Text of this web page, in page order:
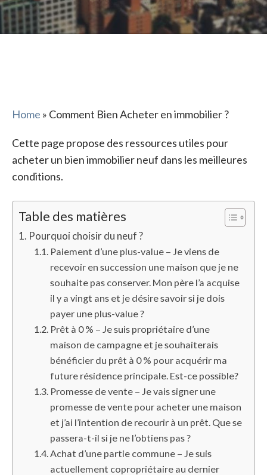
Home » Comment Bien Acheter en immobilier ?
Cette page propose des ressources utiles pour
acheter un bien immobilier neuf dans les meilleures
conditions.
Table des matières
Pourquoi choisir du neuf ?
Paiement d’une plus-value – Je viens de
recevoir en succession une maison que je ne
souhaite pas conserver. Mon père l’a acquise
il y a vingt ans et je désire savoir si je dois
payer une plus-value ?
Prêt à 0 % – Je suis propriétaire d’une
maison de campagne et je souhaiterais
bénéficier du prêt à 0 % pour acquérir ma
future résidence principale. Est-ce possible?
Promesse de vente – Je vais signer une
promesse de vente pour acheter une maison
et j’ai l’intention de recourir à un prêt. Que se
passera-t-il si je ne l’obtiens pas ?
Achat d’une partie commune – Je suis
actuellement copropriétaire au dernier